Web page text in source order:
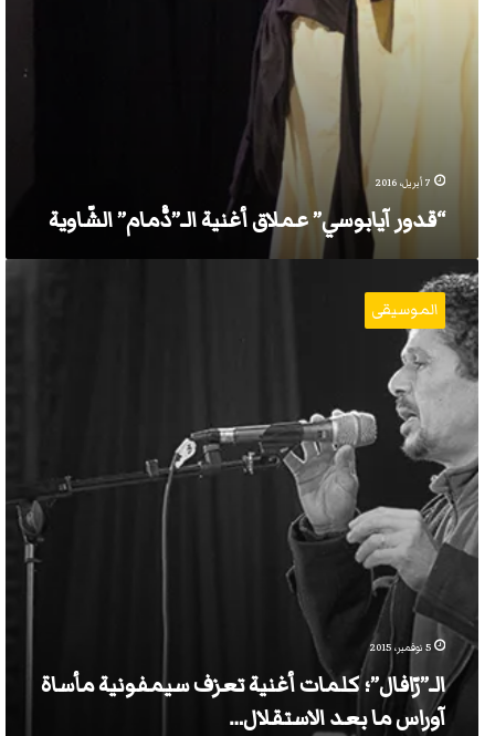
7 أبريل، 2016
“قدور آيابوسي” عملاق أغنية الـ”دّْمام” الشّاوية
الـ”رّافال”؛
كلمات
أغنية
تعزف
سيمفونية
مأساة
آوراس
بعد
الاستقلال…
الموسيقى
5 نوفمبر، 2015
الـ”رّافال”؛ كلمات أغنية تعزف سيمفونية مأساة
آوراس ما بعد الاستقلال…